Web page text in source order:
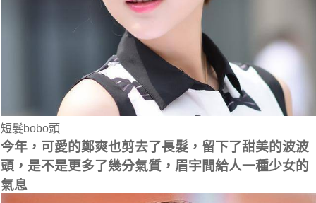
短髮bobo頭
今年，可愛的鄭爽也剪去了長髮，留下了甜美的波波
頭，是不是更多了幾分氣質，眉宇間給人一種少女的
氣息